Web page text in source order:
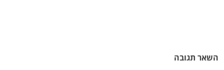
השאר תגובה